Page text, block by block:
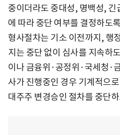
중이더라도 중대성, 명백성,
에 따라 중단 여부를 결정하도
형사절차는 기소 이전까지, 행
지는 중단 없이 심사를 지속하
이나 금융위·공정위·국세청·
사가 진행중인 경우 기계적으
대주주 변경승인 절차를 중단